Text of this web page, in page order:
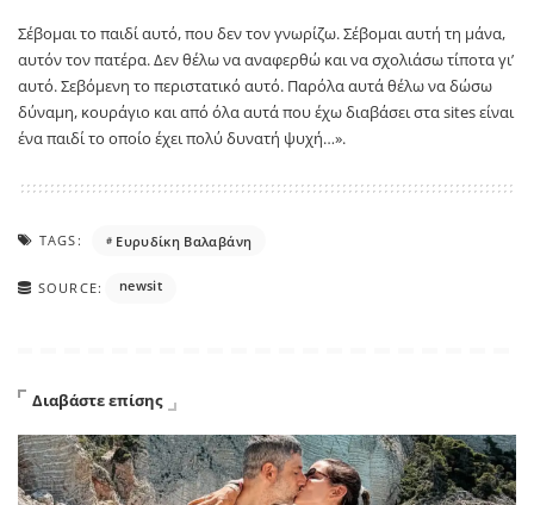
Σέβομαι το παιδί αυτό, που δεν τον γνωρίζω. Σέβομαι αυτή τη μάνα,
αυτόν τον πατέρα. Δεν θέλω να αναφερθώ και να σχολιάσω τίποτα γι’
αυτό. Σεβόμενη το περιστατικό αυτό. Παρόλα αυτά θέλω να δώσω
δύναμη, κουράγιο και από όλα αυτά που έχω διαβάσει στα sites είναι
ένα παιδί το οποίο έχει πολύ δυνατή ψυχή…».
TAGS: Ευρυδίκη Βαλαβάνη
SOURCE: newsit
Διαβάστε επίσης